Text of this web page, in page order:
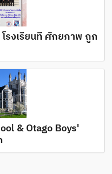
รงเรียนที่ ศักยภาพ ถูก
& Otago Boys'